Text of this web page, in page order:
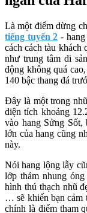
Là một điểm dừng
tiếng tuyến 2 -
cách cách tàu khách
như trung tâm di
động không quá
140 bậc thang đá
Đây là một trong
diện tích khoảng
vào hang Sửng Sốt,
lớn của hang cũng
này.
Nói hang lộng lẫy
lớp thảm nhung
hình thú thạch nhũ
… sẽ khiến bạn cảm
chính là điểm tham